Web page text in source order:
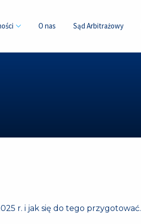
O nas Sąd Arbitrażowy
r. i jak się do tego przygotować.